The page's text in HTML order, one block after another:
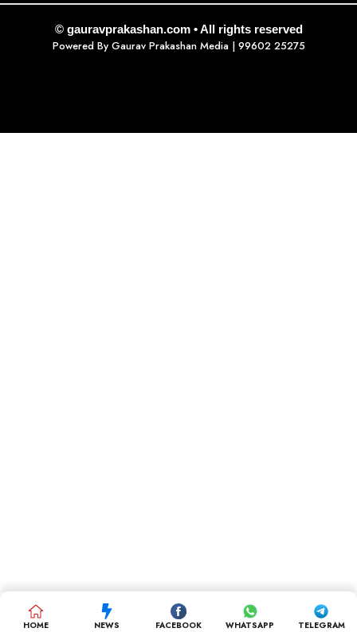
© gauravprakashan.com • All rights reserved
Powered By Gaurav Prakashan Media| 99602 25275
HOME NEWS FACEBOOK WHATSAPP TELEGRAM